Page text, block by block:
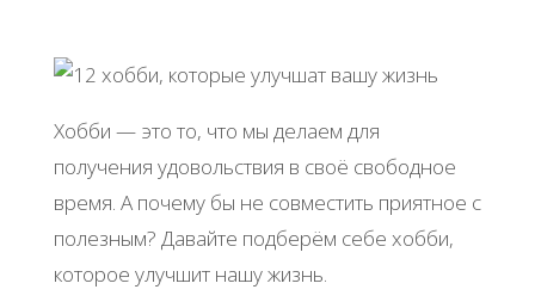
Хобби — это то, что мы делаем для
получения удовольствия в своё свободное
время. А почему бы не совместить приятное с
полезным? Давайте подберём себе хобби,
которое улучшит нашу жизнь.